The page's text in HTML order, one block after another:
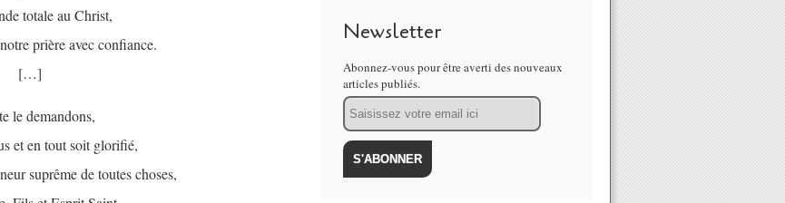
totale au Christ,
prière avec confiance.
[…]
le demandons,
et en tout soit glorifié,
suprême de toutes choses,
Newsletter
Abonnez-vous pour être averti des nouveaux
articles publiés.
Email